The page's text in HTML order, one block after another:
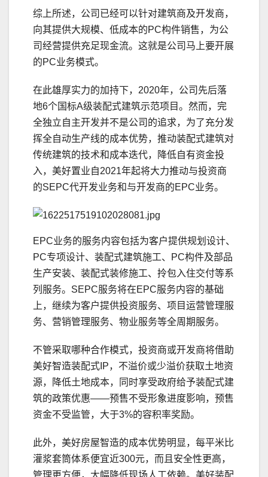
综上所述，公司已经可以针对建筑商及开发商，
向其提供大规模、低成本的PC构件销售，为公
司经营提供充足现金流。这就是公司马上要开展
的PC业务模式。
在此雄厚实力的加持下，2020年，公司先后落
地6个国标A级装配式建筑示范项目。然而，完
全独立自主开发并不是公司的追求，为了充分发
挥全自动生产线的成本优势，推动装配式建筑对
传统建筑的技术和成本迭代，降低自有资金投
入，美好置业自2021年起将大力推动与投资商
的SEPC代开发业务和与开发商的EPC业务。
EPC业务的服务内容包括为客户提供规划设计、
PC专项设计、装配式建筑施工、PC构件及部品
生产安装、装配式装修施工、拎包入住交付等系
列服务。SEPC服务将在EPC服务内容的基础
上，继续为客户提供投资服务、项目运营管理服
务、营销管理服务、物业服务等全周期服务。
不管采取哪种合作模式，投资商或开发商将借助
美好智造装配式IP，不溢价或少溢价获取土地资
源，降低土地成本，同时享受政府给予装配式建
筑的政策优惠——预售不受形象进度影响，预售
资金不受监管，大于3%的容积率奖励。
此外，美好房屋智造的成本优势明显，每平米比
灌浆套筒体系便宜近300元，而且安全性更高，